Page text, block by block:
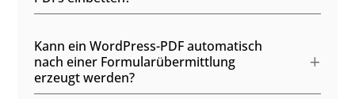
Kann ein WordPress-PDF automatisch
nach einer Formularübermittlung
erzeugt werden?